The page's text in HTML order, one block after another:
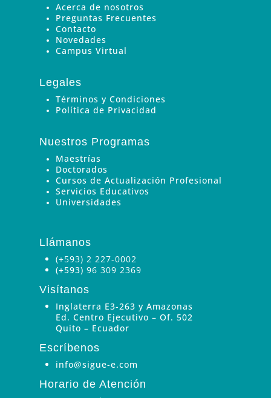
Acerca de nosotros
Preguntas Frecuentes
Contacto
Novedades
Campus Virtual
Legales
Términos y Condiciones
Política de Privacidad
Nuestros Programas
Maestrías
Doctorados
Cursos de Actualización Profesional
Servicios Educativos
Universidades
Llámanos
(+593) 2 227-0002
(+593) 96 309 2369
Visítanos
Inglaterra E3-263 y Amazonas
Ed. Centro Ejecutivo – Of. 502
Quito – Ecuador
Escríbenos
info@sigue-e.com
Horario de Atención